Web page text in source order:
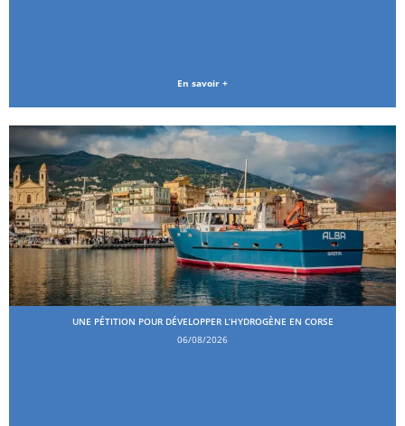
En savoir +
UNE PÉTITION POUR DÉVELOPPER L’HYDROGÈNE EN CORSE
06/08/2026